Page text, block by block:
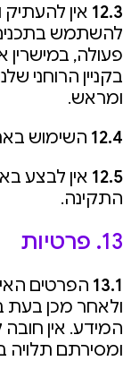
12.3 אין להעתיק
להשתמש
פעולה, במישרין
בקניין הרוחני
ומראש.
12.4 השימוש
12.5 אין לבצע
התקינה.
13. פרטיות
13.1 הפרטים
ולאחר מכן בעת
המידע. אין
ומסירתם תלויה